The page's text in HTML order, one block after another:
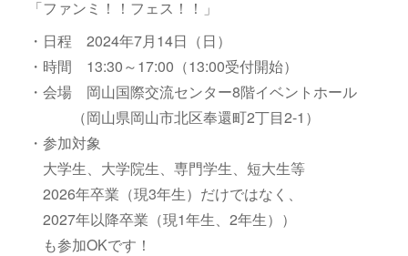
「ファンミ！！フェス！！」
・日程 2024年7月14日（日）
・時間 13:30～17:00（13:00受付開始）
・会場 岡山国際交流センター8階イベントホール
（岡山県岡山市北区奉還町2丁目2-1）
・参加対象
大学生、大学院生、専門学生、短大生等
2026年卒業（現3年生）だけではなく、
2027年以降卒業（現1年生、2年生））
も参加OKです！